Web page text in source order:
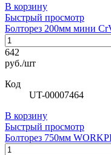
В корзину
Быстрый просмотр
Болторез 200мм мини
642
руб./шт
Код
UT-00007464
В корзину
Быстрый просмотр
Болторез 750мм